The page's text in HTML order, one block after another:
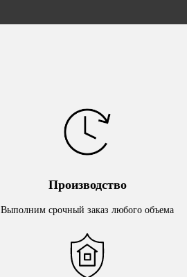
Производство
Выполним срочный заказ любого объема